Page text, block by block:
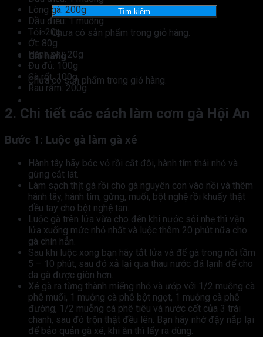
kiếm:
Tìm kiếm
Chưa có sản phẩm trong giỏ hàng.
Giỏ hàng
Chưa có sản phẩm trong giỏ hàng.
Lòng gà: 200g
Dầu điều: 1 muỗng
Tỏi: 20g
Ớt: 80g
Hành phi: 20g
Đu đủ: 100g
Cà rốt: 100g
Rau răm: 200g
2. Chi tiết các cách làm cơm gà Hội An
Bước 1: Luộc gà làm gà xé
Hành tây hãy bóc vỏ rồi cắt đôi, hành tím thái nhỏ và
gừng cắt lát.
Làm sạch thịt gà rồi cho gà nguyên con vào nồi và thêm
hành tây, hành tím, gừng, muối, bột nghệ rồi khuấy thật
đều tay cho bột nghệ tan.
Luộc gà trên lửa vừa cho đến khi nước sôi nhẹ thì vặn
lửa xuống mức nhỏ nhất và luộc thêm 20 phút nữa cho
gà chín hẳn.
Sau khi luộc xong bạn hãy tắt lửa và để gà trong nồi tầm
5 – 10 phút, sau đó xả lại qua thau nước đá lạnh để cho
da gà được giòn hơn.
Xé gà ra từng thành miếng nhỏ và ướp với 1/2 muỗng cà
phê muối, 1 muỗng cà phê bột ngọt, 1 muỗng cà phê
đường, 1/2 muỗng cà phê tiêu và nước cốt của 3 trái
chanh, sau đó trộn thật đều lên. Bạn hãy nhớ đậy nắp lại
để bảo quản gà xé, khi ăn thì lấy ra dùng.